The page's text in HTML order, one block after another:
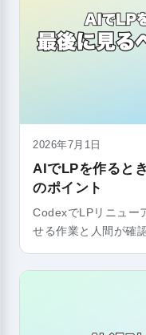
2026年7月1日
AIでLPを作ると
のポイント
CodexでLPリニュー
せる作業と人間が確